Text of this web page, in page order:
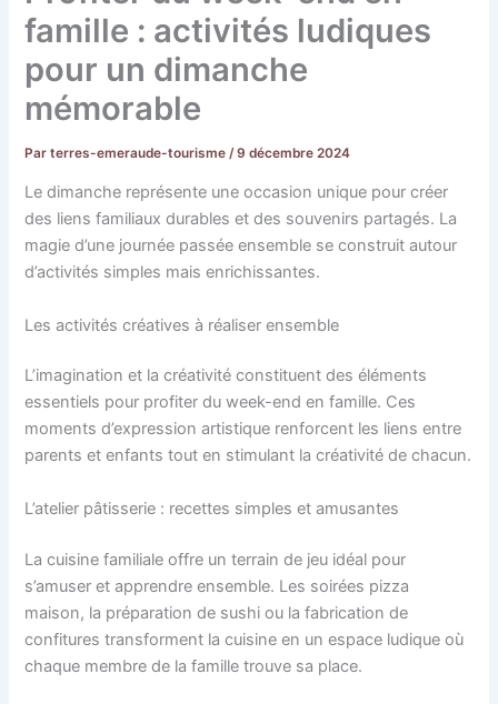
famille : activités ludiques
pour un dimanche
mémorable
Parterres-emeraude-tourisme /9 décembre 2024
Le dimanche représente une occasion unique pour créer
des liens familiaux durables et des souvenirs partagés. La
magie d’une journée passée ensemble se construit autour
d’activités simples mais enrichissantes.
Les activités créatives à réaliser ensemble
L’imagination et la créativité constituent des éléments
essentiels pour profiter du week-end en famille. Ces
moments d’expression artistique renforcent les liens entre
parents et enfants tout en stimulant la créativité de chacun.
L’atelier pâtisserie : recettes simples et amusantes
La cuisine familiale offre un terrain de jeu idéal pour
s’amuser et apprendre ensemble. Les soirées pizza
maison, la préparation de sushi ou la fabrication de
confitures transforment la cuisine en un espace ludique où
chaque membre de la famille trouve sa place.